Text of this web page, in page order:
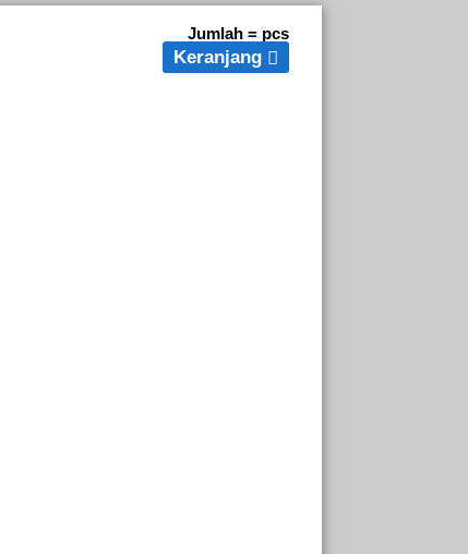
Jumlah = pcs
Keranjang